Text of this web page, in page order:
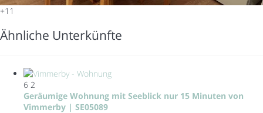
+11
Ähnliche Unterkünfte
6 2
Geräumige Wohnung mit Seeblick nur 15 Minuten von
Vimmerby | SE05089